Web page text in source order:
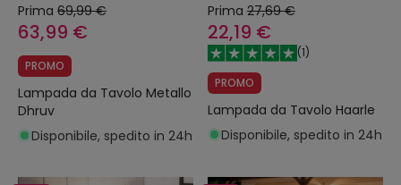
Prima 69,99 €
63,99 €
PROMO
Lampada da Tavolo Metallo
Dhruv
Disponibile, spedito in 24h
Prima 27,69 €
22,19 €
(1)
PROMO
Lampada da Tavolo Haarle
Disponibile, spedito in 24h